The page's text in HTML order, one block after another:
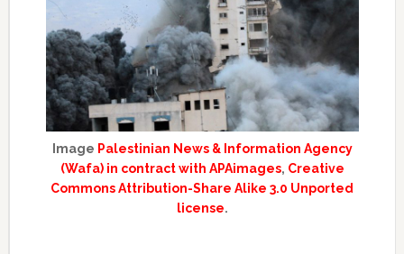
Image Palestinian News & Information Agency
(Wafa) in contract with APAimages, Creative
Commons Attribution-Share Alike 3.0 Unported
license.